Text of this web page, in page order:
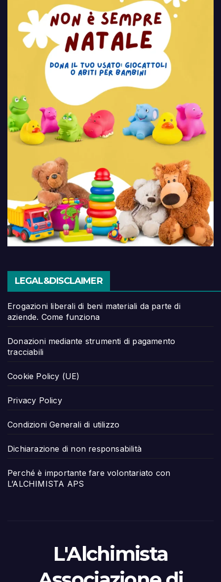
LEGAL&DISCLAIMER
Erogazioni liberali di beni materiali da parte di
aziende. Come funziona
Donazioni mediante strumenti di pagamento
tracciabili
Cookie Policy (UE)
Privacy Policy
Condizioni Generali di utilizzo
Dichiarazione di non responsabilità
Perché è importante fare volontariato con
L’ALCHIMISTA APS
L'Alchimista